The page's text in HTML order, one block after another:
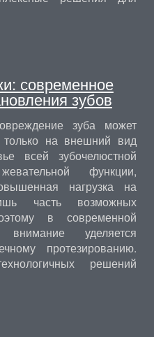
современное
зубов
зуба может
только на внешний вид
всей зубочелюстной
функции,
нагрузка на
часть возможных
в современной
уделяется
протезированию.
решений